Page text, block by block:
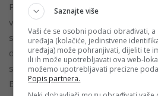
Prognoze za narednu
vremenskog obrasca. Blokirajuće
sjevernim Atlantikom trebalo bi da
duboke doline i prizemne
stabilnijeg vremena i jačanja
Evropom prema kraju maja 2026.
Saznajte više
Vaši će se osobni podaci obrađivati,
uređaja (kolačiće, jedinstvene
uređaja) može pohranjivati, dijeliti te
ili ih može upotrebljavati ova web-
možemo upotrebljavati precizne
Popis partnera.